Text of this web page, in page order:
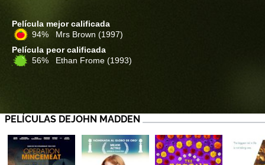
Película mejor calificada
94% Mrs Brown (1997)
Película peor calificada
56% Ethan Frome (1993)
PELÍCULAS DEJOHN MADDEN